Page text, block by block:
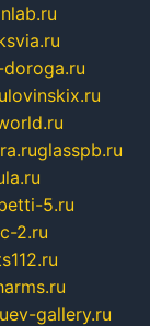
lovinskix.ru
glasspb.ru
5.ru
2.ru
ev-gallery.ru